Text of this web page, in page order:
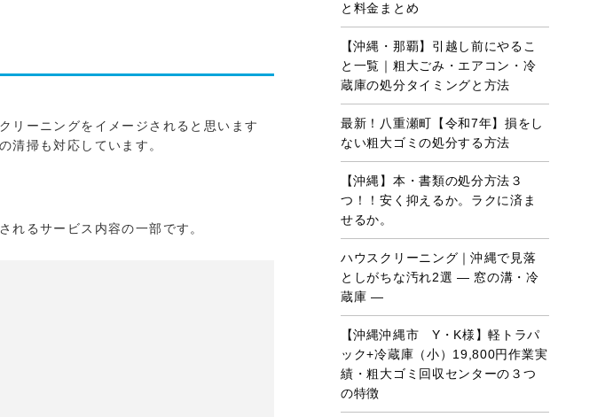
リーニングをイメージされると思います
の清掃も対応しています。
れるサービス内容の一部です。
と料金まとめ
【沖縄・那覇】引越し前にやるこ
と一覧｜粗大ごみ・エアコン・冷
蔵庫の処分タイミングと方法
最新！八重瀬町【令和7年】損をし
ない粗大ゴミの処分する方法
【沖縄】本・書類の処分方法３
つ！！安く抑えるか。ラクに済ま
せるか。
ハウスクリーニング｜沖縄で見落
としがちな汚れ2選 ― 窓の溝・冷
蔵庫 ―
【沖縄沖縄市 Y・K様】軽トラパ
ック+冷蔵庫（小）19,800円作業実
績・粗大ゴミ回収センターの３つ
の特徴